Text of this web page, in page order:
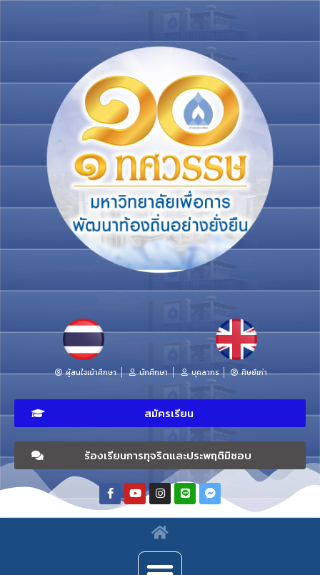
ผู้สนใจเข้าศึกษา นักศึกษา บุคลากร ศิษย์เก่า
สมัครเรียน
ร้องเรียนการทุจริตและประพฤติมิชอบ